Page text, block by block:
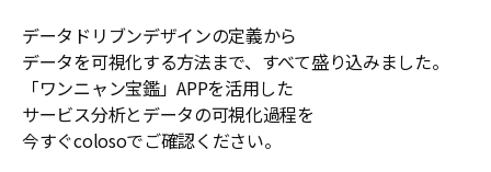
データドリブンデザインの定義から
データを可視化する方法まで、すべて盛り込みました。
「ワンニャン宝鑑」APPを活用した
サービス分析とデータの可視化過程を
今すぐcolosoでご確認ください。